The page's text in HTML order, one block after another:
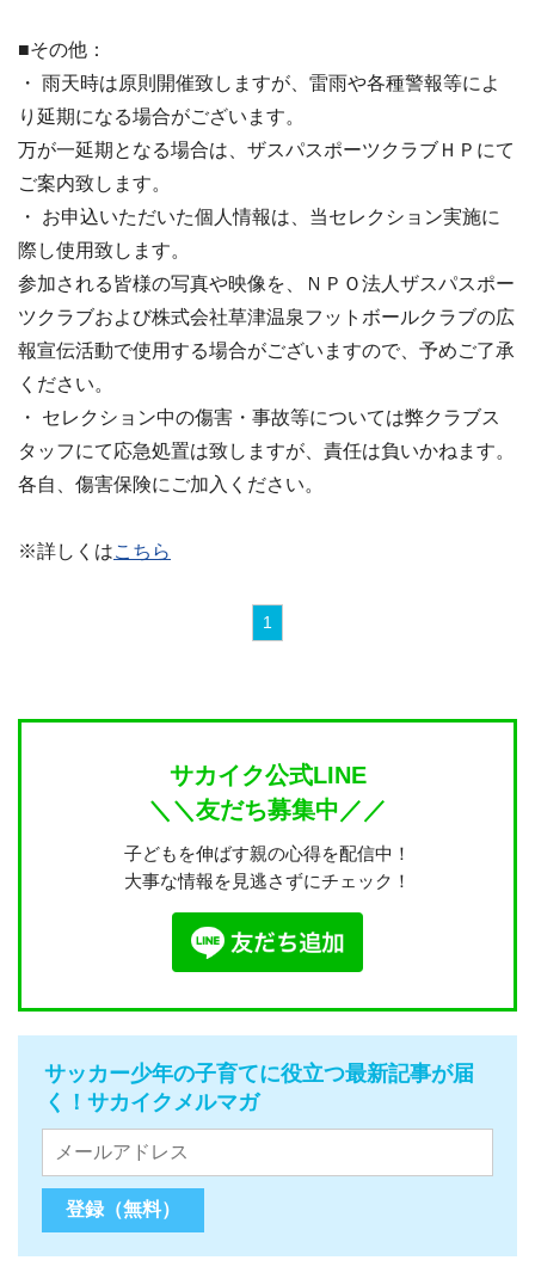
■その他：
・ 雨天時は原則開催致しますが、雷雨や各種警報等によ
り延期になる場合がございます。
万が一延期となる場合は、ザスパスポーツクラブＨＰにて
ご案内致します。
・ お申込いただいた個人情報は、当セレクション実施に
際し使用致します。
参加される皆様の写真や映像を、ＮＰＯ法人ザスパスポー
ツクラブおよび株式会社草津温泉フットボールクラブの広
報宣伝活動で使用する場合がございますので、予めご了承
ください。
・ セレクション中の傷害・事故等については弊クラブス
タッフにて応急処置は致しますが、責任は負いかねます。
各自、傷害保険にご加入ください。
※詳しくはこちら
1
サカイク公式LINE
＼＼友だち募集中／／
子どもを伸ばす親の心得を配信中！
大事な情報を見逃さずにチェック！
サッカー少年の子育てに役立つ最新記事が届
く！サカイクメルマガ